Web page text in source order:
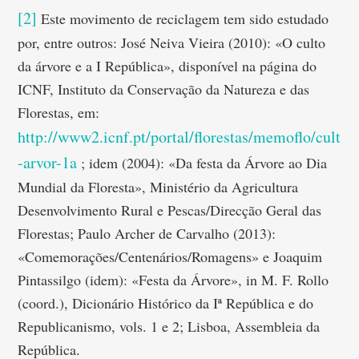
[2] Este movimento de reciclagem tem sido estudado
por, entre outros: José Neiva Vieira (2010): «O culto
da árvore e a I República», disponível na página do
ICNF, Instituto da Conservação da Natureza e das
Florestas, em:
http://www2.icnf.pt/portal/florestas/memoflo/cult
-arvor-1a ; idem (2004): «Da festa da Árvore ao Dia
Mundial da Floresta», Ministério da Agricultura
Desenvolvimento Rural e Pescas/Direcção Geral das
Florestas; Paulo Archer de Carvalho (2013):
«Comemorações/Centenários/Romagens» e Joaquim
Pintassilgo (idem): «Festa da Árvore», in M. F. Rollo
(coord.), Dicionário Histórico da Iª República e do
Republicanismo, vols. 1 e 2; Lisboa, Assembleia da
República.